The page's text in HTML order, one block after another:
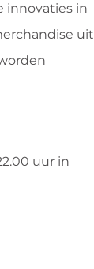
innovaties in
uit
uur in